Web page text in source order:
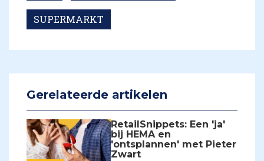
SUPERMARKT
Gerelateerde artikelen
RetailSnippets: Een 'ja'
bij HEMA en
'ontsplannen' met Pieter
Zwart